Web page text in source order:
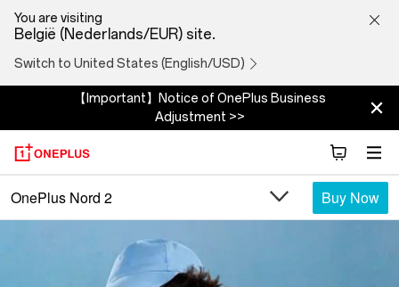
OnePlus
Nord
5G
You are visiting
België (Nederlands/EUR) site.
Switch to United States (English/USD)
【Important】Notice of OnePlus Business
Adjustment >>
OnePlus Nord 2 Buy Now